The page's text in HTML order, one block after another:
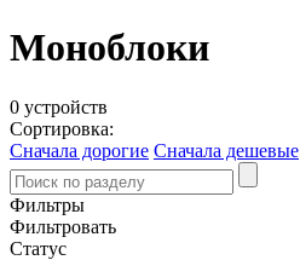
Моноблоки
0 устройств
Сортировка:
Сначала дорогие Сначала дешевые
Фильтры
Фильтровать
Статус